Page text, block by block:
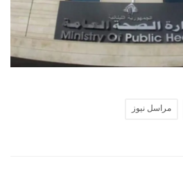
مراسل نيوز